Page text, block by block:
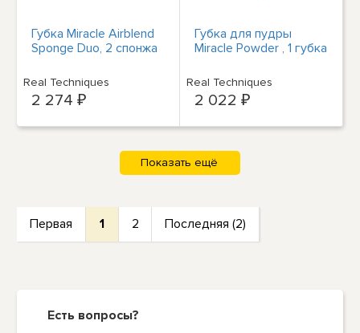
Губка Miracle Airblend
Sponge Duo, 2 спонжа
Real Techniques
2 274 ₽
Губка для пудры
Miracle Powder , 1 губка
Real Techniques
2 022 ₽
Первая 1 2 Последняя (2)
Есть вопросы?